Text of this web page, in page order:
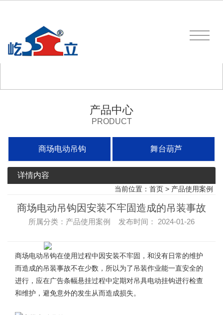
产品中心
PRODUCT
商场电动吊钩 舞台葫芦
详情内容
当前位置： 首页 > 产品使用案例
商场电动吊钩因安装不牢固造成的吊装事故
所属分类：产品使用案例 发布时间： 2024-01-26
商场电动吊钩在使用过程中因安装不牢固，和没有日常的维护
而造成的吊装事故不在少数，所以为了吊装作业能一直安全的
进行，应在广告条幅悬挂过程中定期对吊具电动挂钩进行检查
和维护，避免意外的发生从而造成损失。